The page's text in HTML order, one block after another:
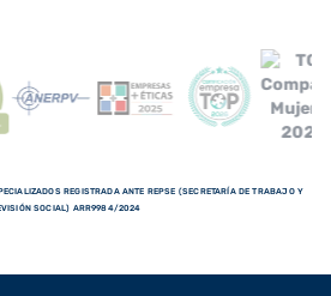
REGISTRADA ANTE REPSE (SECRETARÍA DE TRABAJO Y
SOCIAL) ARR9984/2024